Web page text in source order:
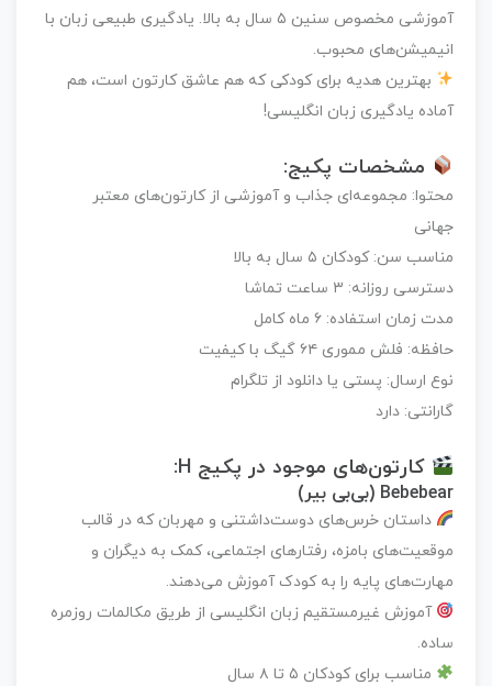
آموزشی مخصوص سنین ۵ سال به بالا. یادگیری طبیعی زبان با
انیمیشن‌های محبوب.
بهترین هدیه برای کودکی که هم عاشق کارتون است، هم
آماده یادگیری زبان انگلیسی!
مشخصات پکیج:
محتوا: مجموعه‌ای جذاب و آموزشی از کارتون‌های معتبر
جهانی
مناسب سن: کودکان ۵ سال به بالا
دسترسی روزانه: ۳ ساعت تماشا
مدت زمان استفاده: ۶ ماه کامل
حافظه: فلش مموری ۶۴ گیگ با کیفیت
نوع ارسال: پستی یا دانلود از تلگرام
گارانتی: دارد
کارتون‌های موجود در پکیج H:
Bebebear (بی‌بی بیر)
داستان خرس‌های دوست‌داشتنی و مهربان که در قالب
موقعیت‌های بامزه، رفتارهای اجتماعی، کمک به دیگران و
مهارت‌های پایه را به کودک آموزش می‌دهند.
آموزش غیرمستقیم زبان انگلیسی از طریق مکالمات روزمره
مناسب برای کودکان ۵ تا ۸ سال